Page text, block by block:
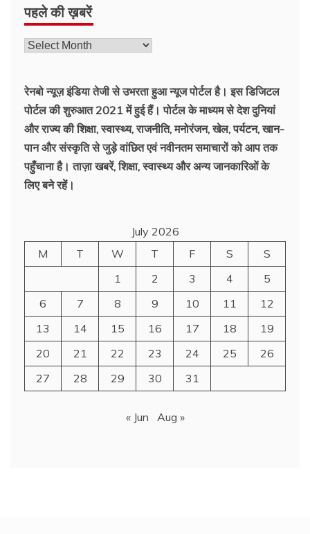
पहले की ख़बरें
पहले
रेनबो न्यूज़ इंडिया तेजी से उभरता हुआ न्‍यूज पोर्टल है। इस डिजिटल
पोर्टल की शुरुआत 2021 में हुई हैं। पोर्टल के माध्यम से देश दुनियां
और राज्य की शिक्षा, स्वास्थ्य, राजनीति, मनोरंजन, खेल, पर्यटन, खान-
पान और संस्कृति से जुड़े वांछित एवं नवीनतम समाचारों को आप तक
पहुँचाना है। ताज़ा खबरें, शिक्षा, स्वास्थ्य और अन्य जानकारिओं के
लिए बने रहें।
July 2026
M
T W T F S
S
1
2 3 4
5
6
7 8 9 10 11
12
13
14 15 16 17 18
19
20
21 22 23 24 25
26
27
28 29 30 31
« Jun Aug »